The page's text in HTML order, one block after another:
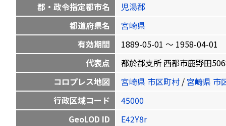
郡・政令指定都市名
児湯郡
都道府県名
宮崎県
有効期間
1889-05-01 〜 1958-04-01
代表点
都於郡支所 西都市鹿野田
コロプレス地図
宮崎県 市区町村 / 宮崎県 市
行政区域コード
45000
GeoLOD ID
E42Y8r